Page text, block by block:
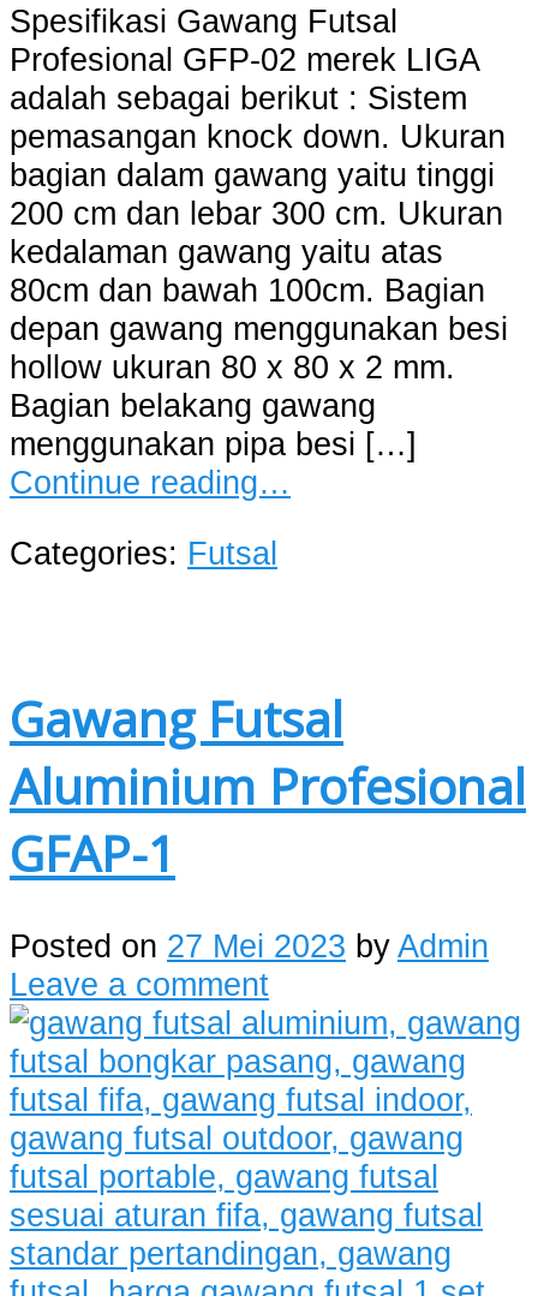
Spesifikasi Gawang Futsal
Profesional GFP-02 merek LIGA
adalah sebagai berikut : Sistem
pemasangan knock down. Ukuran
bagian dalam gawang yaitu tinggi
200 cm dan lebar 300 cm. Ukuran
kedalaman gawang yaitu atas
80cm dan bawah 100cm. Bagian
depan gawang menggunakan besi
hollow ukuran 80 x 80 x 2 mm.
Bagian belakang gawang
menggunakan pipa besi […]
Continue reading…
Categories: Futsal
Gawang Futsal
Aluminium Profesional
GFAP-1
Posted on 27 Mei 2023 byAdmin
Leave a comment